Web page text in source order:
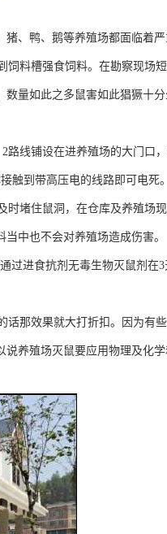
、鸭、鹅等养殖场都面临着严
料槽强食饲料。在勘察现场短
数量如此之多鼠害如此猖獗十
线铺设在进养殖场的大门口
触到带高压电的线路即可电死。
堵住鼠洞，在仓库及养殖场
中也不会对养殖场造成伤害。
进食抗剂无毒生物灭鼠剂在3
那效果就大打折扣。因为有
养殖场灭鼠要应用物理及化